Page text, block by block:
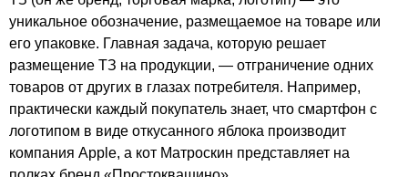
уникальное обозначение, размещаемое на товаре или
его упаковке. Главная задача, которую решает
размещение ТЗ на продукции, — отграничение одних
товаров от других в глазах потребителя. Например,
практически каждый покупатель знает, что смартфон с
логотипом в виде откусанного яблока производит
компания Apple, а кот Матроскин представляет на